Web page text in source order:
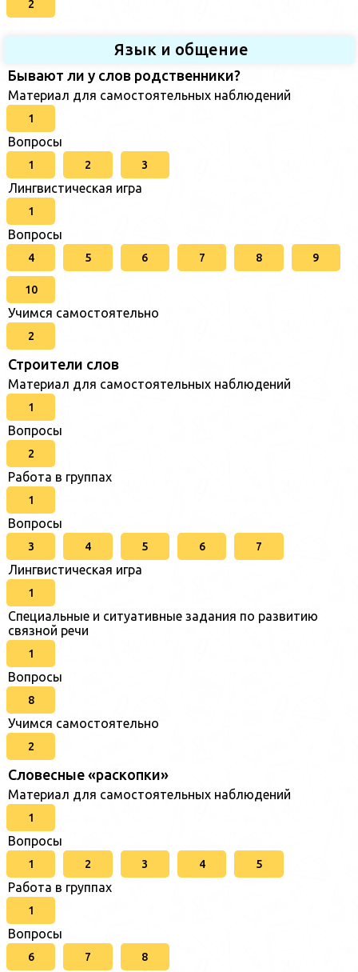
2
Язык и общение
Бывают ли у слов родственники?
Материал для самостоятельных наблюдений
1
Вопросы
1 2 3
Лингвистическая игра
1
Вопросы
4 5 6 7 8 9
10
Учимся самостоятельно
2
Строители слов
Материал для самостоятельных наблюдений
1
Вопросы
2
Работа в группах
1
Вопросы
3 4 5 6 7
Лингвистическая игра
1
Специальные и ситуативные задания по развитию
связной речи
1
Вопросы
8
Учимся самостоятельно
2
Словесные «раскопки»
Материал для самостоятельных наблюдений
1
Вопросы
1 2 3 4 5
Работа в группах
1
Вопросы
6 7 8